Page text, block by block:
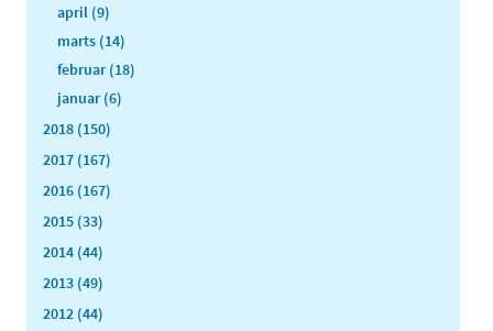
april (9)
marts (14)
februar (18)
januar (6)
2018 (150)
2017 (167)
2016 (167)
2015 (33)
2014 (44)
2013 (49)
2012 (44)